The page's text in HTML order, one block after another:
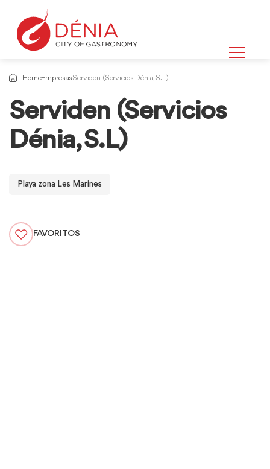
HomeEmpresasServiden (Servicios Dénia, S.L)
Serviden (Servicios
Dénia, S.L)
Playa zona Les Marines
FAVORITOS